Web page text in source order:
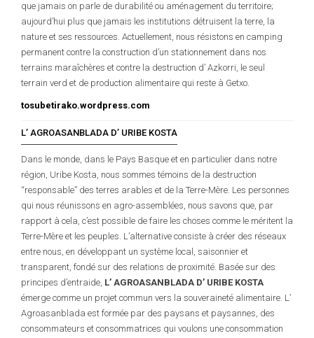
que jamais on parle de durabilité ou aménagement du territoire;
aujourd’hui plus que jamais les institutions détruisent la terre, la
nature et ses ressources. Actuellement, nous résistons en camping
permanent contre la construction d’un stationnement dans nos
terrains maraîchères et contre la destruction d’ Azkorri, le seul
terrain verd et de production alimentaire qui reste à Getxo.
tosubetirako.wordpress.com
L’ AGROASANBLADA D’ URIBE KOSTA
Dans le monde, dans le Pays Basque et en particulier dans notre
région, Uribe Kosta, nous sommes témoins de la destruction
“responsable” des terres arables et de la Terre-Mère. Les personnes
qui nous réunissons en agro-assemblées, nous savons que, par
rapport à cela, c’est possible de faire les choses comme le méritent la
Terre-Mère et les peuples. L’alternative consiste à créer des réseaux
entre nous, en développant un système local, saisonnier et
transparent, fondé sur des relations de proximité. Basée sur des
principes d’entraide, L’ AGROASANBLADA D’ URIBE KOSTA
émerge comme un projet commun vers la souveraineté alimentaire. L’
Agroasanblada est formée par des paysans et paysannes, des
consommateurs et consommatrices qui voulons une consommation